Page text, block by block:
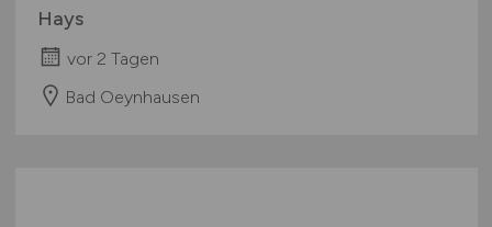
Hays
vor 2 Tagen
Bad Oeynhausen